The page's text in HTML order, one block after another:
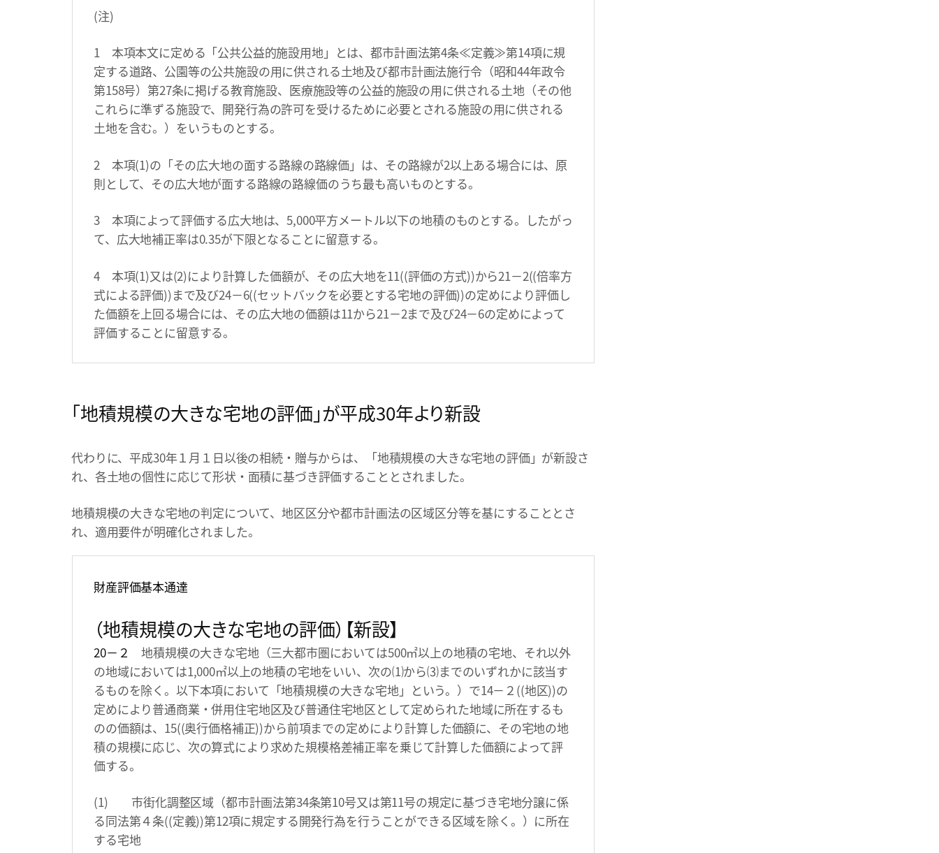
(注)
1 本項本文に定める「公共公益的施設用地」とは、都市計画法第4条≪定義≫第14項に規
定する道路、公園等の公共施設の用に供される土地及び都市計画法施行令（昭和44年政令
第158号）第27条に掲げる教育施設、医療施設等の公益的施設の用に供される土地（その他
これらに準ずる施設で、開発行為の許可を受けるために必要とされる施設の用に供される
土地を含む。）をいうものとする。
2 本項(1)の「その広大地の面する路線の路線価」は、その路線が2以上ある場合には、原
則として、その広大地が面する路線の路線価のうち最も高いものとする。
3 本項によって評価する広大地は、5,000平方メートル以下の地積のものとする。したがっ
て、広大地補正率は0.35が下限となることに留意する。
4 本項(1)又は(2)により計算した価額が、その広大地を11((評価の方式))から21－2((倍率方
式による評価))まで及び24－6((セットバックを必要とする宅地の評価))の定めにより評価し
た価額を上回る場合には、その広大地の価額は11から21－2まで及び24－6の定めによって
評価することに留意する。
「地積規模の大きな宅地の評価」が平成30年より新設
代わりに、平成30年１月１日以後の相続・贈与からは、「地積規模の大きな宅地の評価」が新設さ
れ、各土地の個性に応じて形状・面積に基づき評価することとされました。
地積規模の大きな宅地の判定について、地区区分や都市計画法の区域区分等を基にすることとさ
れ、適用要件が明確化されました。
財産評価基本通達
（地積規模の大きな宅地の評価）【新設】
20－２
地積規模の大きな宅地（三大都市圏においては500㎡以上の地積の宅地、それ以外
の地域においては1,000㎡以上の地積の宅地をいい、次の⑴から⑶までのいずれかに該当す
るものを除く。以下本項において「地積規模の大きな宅地」という。）で14－２((地区))の
定めにより普通商業・併用住宅地区及び普通住宅地区として定められた地域に所在するも
のの価額は、15((奥行価格補正))から前項までの定めにより計算した価額に、その宅地の地
積の規模に応じ、次の算式により求めた規模格差補正率を乗じて計算した価額によって評
価する。
(1) 市街化調整区域（都市計画法第34条第10号又は第11号の規定に基づき宅地分譲に係
る同法第４条((定義))第12項に規定する開発行為を行うことができる区域を除く。）に所在
する宅地